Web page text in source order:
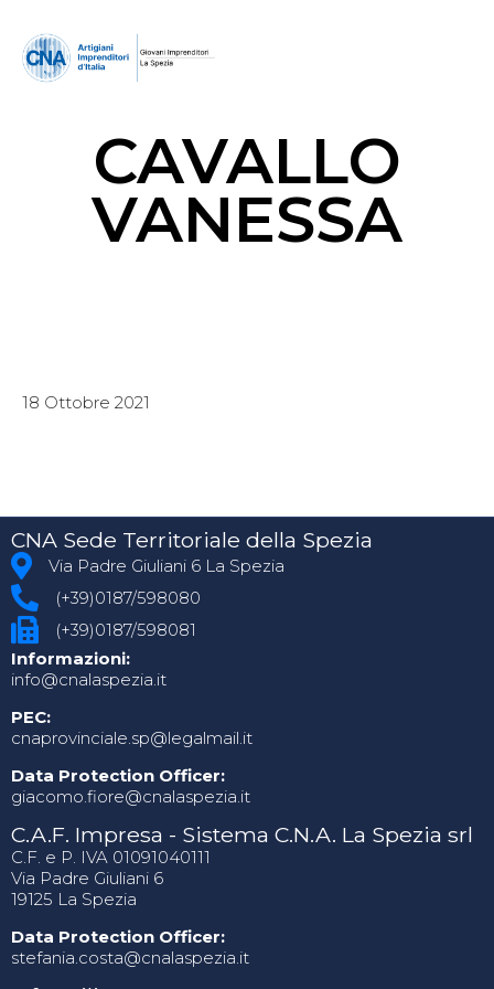
CAVALLO
VANESSA
18 Ottobre 2021
CNA Sede Territoriale della Spezia
Via Padre Giuliani 6 La Spezia
(+39)0187/598080
(+39)0187/598081
Informazioni:
info@cnalaspezia.it
PEC:
cnaprovinciale.sp@legalmail.it
Data Protection Officer:
giacomo.fiore@cnalaspezia.it
C.A.F. Impresa - Sistema C.N.A. La Spezia srl
C.F. e P. IVA 01091040111
Via Padre Giuliani 6
19125 La Spezia
Data Protection Officer:
stefania.costa@cnalaspezia.it